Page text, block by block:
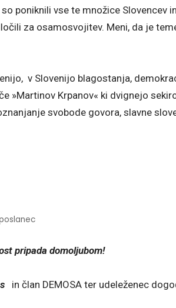
poniknili vse te množice Slovencev
za osamosvojitev. Meni, da je
v Slovenijo blagostanja,
Krpanov« ki dvignejo
svobode govora, slavne
pripada domoljubom!
in član DEMOSA ter udeleženec